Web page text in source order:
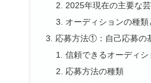
2025年現在の主要な
オーディションの種類
応募方法①：自己応募の
信頼できるオーディ
応募方法の種類